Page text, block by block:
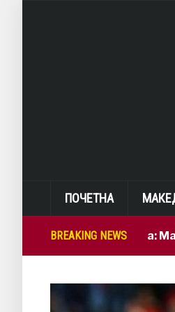
ПОЧЕТНА
BREAKING NEWS
Лепиткова: